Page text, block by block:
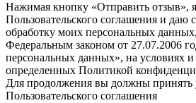
Нажимая кнопку «Отправить отзыв»,
Пользовательского соглашения и даю
обработку моих персональных
Федеральным законом от 27.07.2006
персональных данных», на условиях и
определенных Политикой
Для продолжения вы должны принять
Пользовательского соглашения